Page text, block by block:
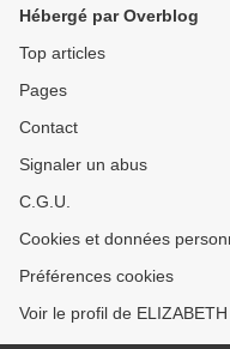
Hébergé par Overblog
Top articles
Pages
Contact
Signaler un abus
C.G.U.
Cookies et données
Préférences cookies
Voir le profil de